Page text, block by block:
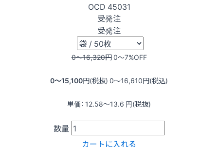
OCD 45031
受発注
受発注
0〜16,320円0〜7%OFF
0〜15,100円(税抜) 0〜16,610円(税込)
単価： 12.58〜13.6 円(税抜)
数量
カートに入れる